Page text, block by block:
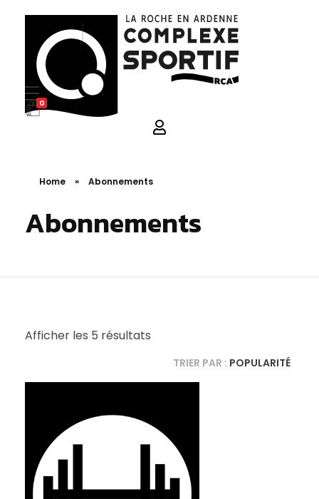
0
Home » Abonnements
Abonnements
Afficher les 5 résultats
TRIER PAR : POPULARITÉ